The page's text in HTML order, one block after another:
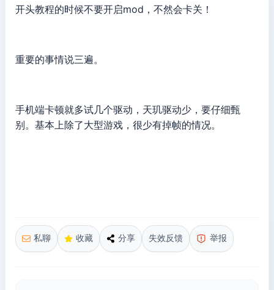
开头教程的时候不要开启mod，不然会卡关！
重要的事情说三遍。
手机端卡顿就多试几个驱动，天玑驱动少，要仔细甄
别。基本上除了大型游戏，很少有掉帧的情况。
私聊 收藏 分享 失效反馈 举报